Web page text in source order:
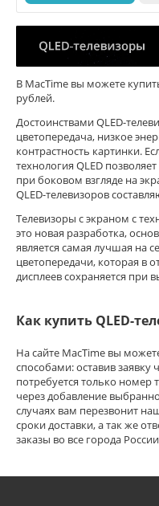
В MacTime вы можете
рублей.
Достоинствами QLED-
цветопередача, низкое
контрастность картинки.
технология QLED
при боковом взгляде на
QLED-телевизоров
Телевизоры с экраном с
это новая разработка,
является самая лучшая на
цветопередачи, которая в
дисплеев сохраняется при
Как купить QLED-
На сайте MacTime вы
способами: оставив заявку
потребуется только номер
через добавление
случаях вам перезвонит
сроки доставки, а так же
заказы во все города